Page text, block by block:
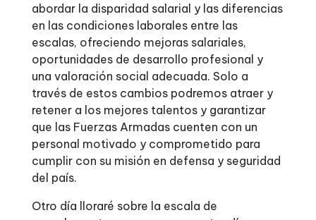
abordar la disparidad salarial y las diferencias
en las condiciones laborales entre las
escalas, ofreciendo mejoras salariales,
oportunidades de desarrollo profesional y
una valoración social adecuada. Solo a
través de estos cambios podremos atraer y
retener a los mejores talentos y garantizar
que las Fuerzas Armadas cuenten con un
personal motivado y comprometido para
cumplir con su misión en defensa y seguridad
del país.
Otro día lloraré sobre la escala de